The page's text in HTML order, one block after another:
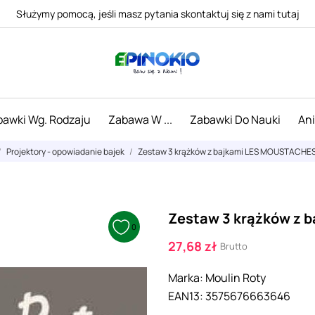
Służymy pomocą, jeśli masz pytania skontaktuj się z nami tutaj
Wg. Rodzaju Zabawa W ... Zabawki Do Nauki
Projektory - opowiadanie bajek Zestaw 3 krążków z bajkami LES
0 Zestaw 3 krążków z
27,68 zł Brutto
Marka: Moulin Roty
EAN13:3575676663646